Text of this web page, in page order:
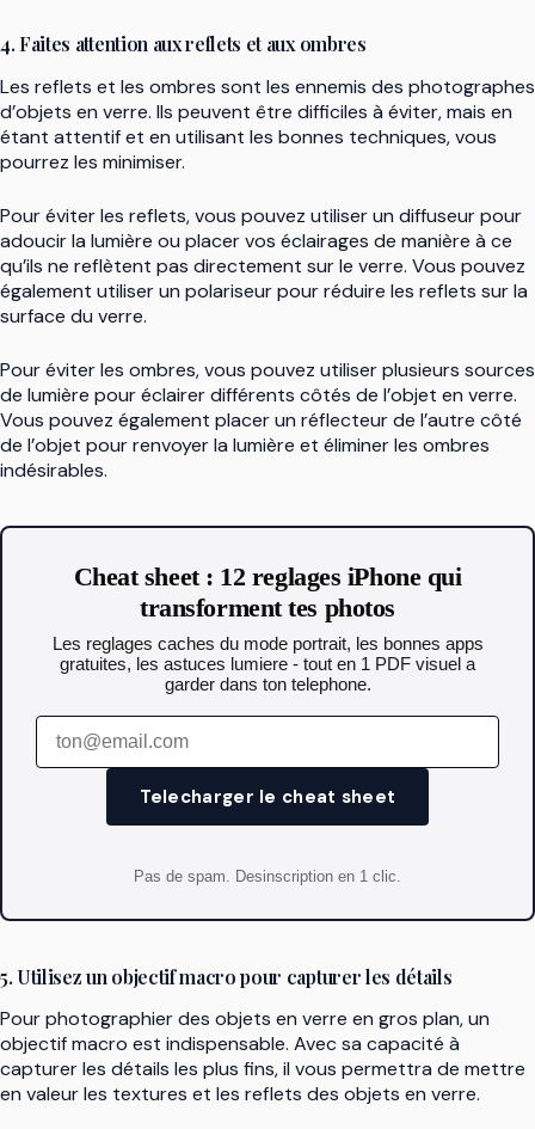
4. Faites attention aux reflets et aux ombres
Les reflets et les ombres sont les ennemis des photographes
d’objets en verre. Ils peuvent être difficiles à éviter, mais en
étant attentif et en utilisant les bonnes techniques, vous
pourrez les minimiser.
Pour éviter les reflets, vous pouvez utiliser un diffuseur pour
adoucir la lumière ou placer vos éclairages de manière à ce
qu’ils ne reflètent pas directement sur le verre. Vous pouvez
également utiliser un polariseur pour réduire les reflets sur la
surface du verre.
Pour éviter les ombres, vous pouvez utiliser plusieurs sources
de lumière pour éclairer différents côtés de l’objet en verre.
Vous pouvez également placer un réflecteur de l’autre côté
de l’objet pour renvoyer la lumière et éliminer les ombres
indésirables.
Cheat sheet : 12 reglages iPhone qui
transforment tes photos
Les reglages caches du mode portrait, les bonnes apps
gratuites, les astuces lumiere - tout en 1 PDF visuel a
garder dans ton telephone.
Telecharger le cheat sheet
Pas de spam. Desinscription en 1 clic.
5. Utilisez un objectif macro pour capturer les détails
Pour photographier des objets en verre en gros plan, un
objectif macro est indispensable. Avec sa capacité à
capturer les détails les plus fins, il vous permettra de mettre
en valeur les textures et les reflets des objets en verre.